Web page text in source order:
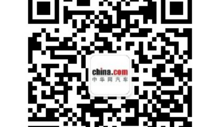
亮点一：事故件产品线全面升级
2020年，邦邦汽服重点围绕事故件所打造的三
大产品线——PICC推荐认证配件、邦邦优品、
商用车大件实现了全面升级，覆盖SKU超过10
000+。展台内，PICC认证配件及邦邦优品保